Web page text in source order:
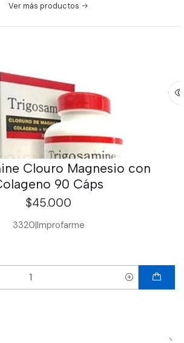
Ver más productos
Clouro Magnesio con
90 Cáps
$45.000
3320|Improfarme